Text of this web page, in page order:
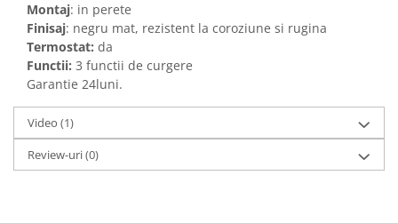
Montaj: in perete
Finisaj: negru mat, rezistent la coroziune si rugina
Termostat: da
Functii: 3 functii de curgere
Garantie 24luni.
Video (1)
Review-uri(0)